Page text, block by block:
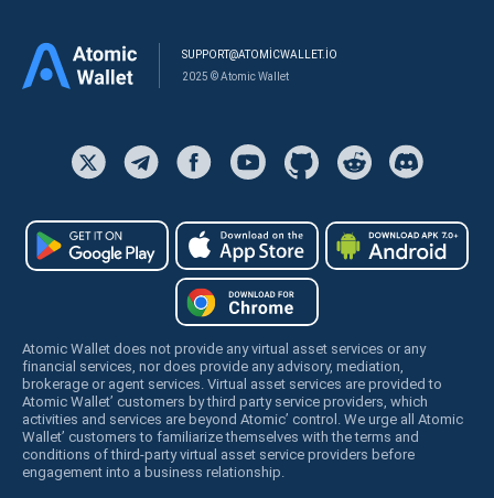
SUPPORT@ATOMICWALLET.IO
2025 © Atomic Wallet
Atomic Wallet does not provide any virtual asset services or any
financial services, nor does provide any advisory, mediation,
brokerage or agent services. Virtual asset services are provided to
Atomic Wallet’ customers by third party service providers, which
activities and services are beyond Atomic’ control. We urge all Atomic
Wallet’ customers to familiarize themselves with the terms and
conditions of third-party virtual asset service providers before
engagement into a business relationship.